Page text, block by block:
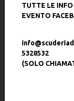
TUTTE LE
EVENTO
5328532
(SOLO